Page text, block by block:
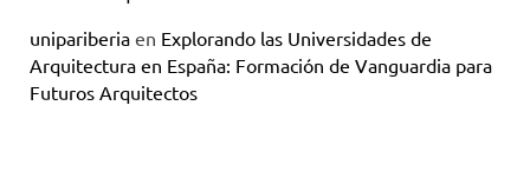
unipariberia en Explorando las Universidades de
Arquitectura en España: Formación de Vanguardia para
Futuros Arquitectos